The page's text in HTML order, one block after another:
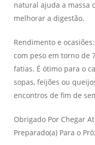
natural ajuda a massa
melhorar a digestão.
Rendimento e
com peso em torno de
fatias. É ótimo para o
sopas, feijões ou
encontros de fim de
Obrigado Por Chegar
Preparado(a) Para o